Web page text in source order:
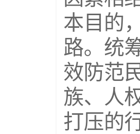
本目的
路。统
效防范
族、人
打压的